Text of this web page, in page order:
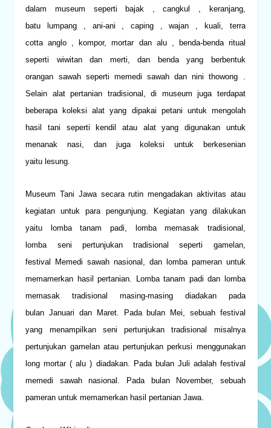
dalam museum seperti bajak , cangkul , keranjang,
batu lumpang , ani-ani , caping , wajan , kuali, terra
cotta anglo , kompor, mortar dan alu , benda-benda ritual
seperti wiwitan dan merti, dan benda yang berbentuk
orangan sawah seperti memedi sawah dannini thowong .
Selain alat pertanian tradisional, di museum juga terdapat
beberapa koleksi alat yang dipakai petani untuk mengolah
hasil tani seperti kendil atau alat yang digunakan untuk
menanak nasi, dan juga koleksi untuk berkesenian
yaitu lesung.
Museum Tani Jawa secara rutin mengadakan aktivitas atau
kegiatan untuk para pengunjung. Kegiatan yang dilakukan
yaitu lomba tanam padi, lomba memasak tradisional,
lomba seni pertunjukan tradisional seperti gamelan,
festival Memedisawah nasional, dan lomba pameran untuk
memamerkan hasil pertanian. Lomba tanam padi dan lomba
memasak tradisional masing-masing diadakan pada
bulan Januari dan Maret. Pada bulan Mei, sebuah festival
yang menampilkan seni pertunjukan tradisional misalnya
pertunjukan gamelan atau pertunjukan perkusi menggunakan
long mortar (alu ) diadakan. Pada bulan Juli adalah festival
memedi sawahnasional. Pada bulan November, sebuah
pameran untuk memamerkan hasil pertanian Jawa.